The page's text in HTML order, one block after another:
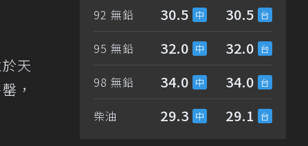
天
，
92 無鉛 30.5 30.5
95 無鉛 32.0 32.0
98 無鉛 34.0 34.0
柴油 29.3 29.1